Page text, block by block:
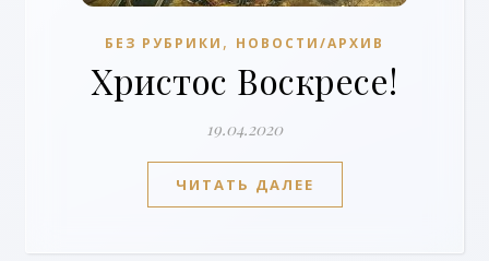
БЕЗ РУБРИКИ , НОВОСТИ/АРХИВ
Христос Воскресе!
19.04.2020
ЧИТАТЬ ДАЛЕЕ